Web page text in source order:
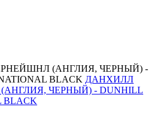
(АНГЛИЯ, ЧЕРНЫЙ) -
BLACK ДАНХИЛЛ
ЧЕРНЫЙ) - DUNHILL
BLACK